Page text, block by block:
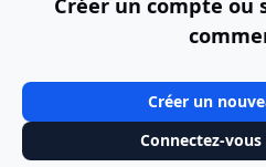
Créer un compte ou
Créer un
Connectez-